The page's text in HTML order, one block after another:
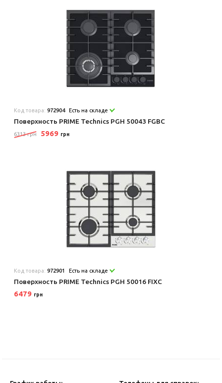
Код товара:972904 Есть на складе
Поверхность PRIME Technics PGH 50043 FGBC
6313 грн 5969 грн
Код товара:972901 Есть на складе
Поверхность PRIME Technics PGH 50016 FIXC
6479 грн